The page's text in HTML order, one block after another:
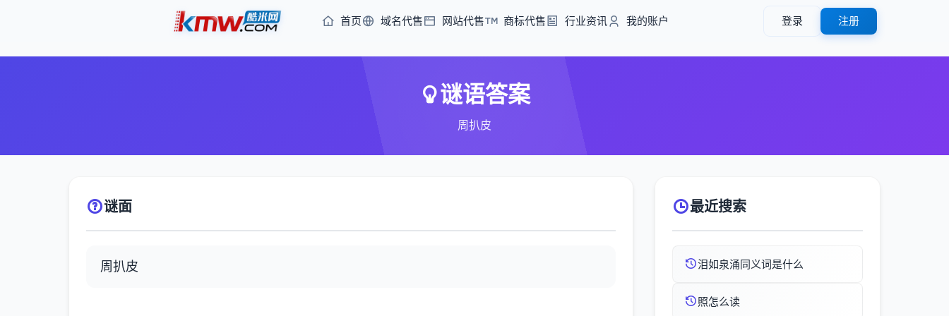
首页 域名代售 网站代售 商标代售 行业资讯 我的账户 登录 注册
谜语答案
周扒皮
谜面
周扒皮
最近搜索
泪如泉涌同义词是什么
照怎么读